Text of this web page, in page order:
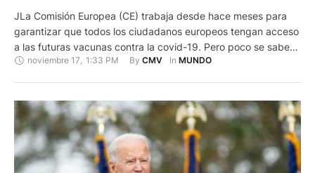
JLa Comisión Europea (CE) trabaja desde hace meses para
garantizar que todos los ciudadanos europeos tengan acceso
a las futuras vacunas contra la covid-19. Pero poco se sabe
de unos contratos con los laboratorios que, por su naturaleza,
para …
noviembre 17 1:33 PM By CMV In MUNDO